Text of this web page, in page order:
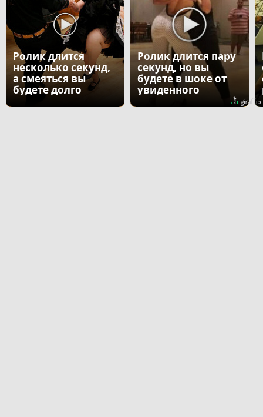
Ролик длится
несколько секунд,
а смеяться вы
будете долго
Ролик длится пару
секунд, но вы
будете в шоке от
увиденного